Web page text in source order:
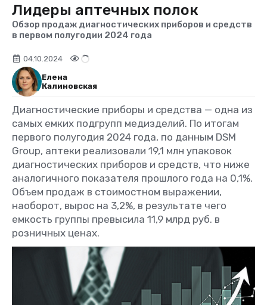
Лидеры аптечных полок
Обзор продаж диагностических приборов и средств
в первом полугодии 2024 года
04.10.2024
Елена
Калиновская
Диагностические приборы и средства — одна из
самых емких подгрупп медизделий. По итогам
первого полугодия 2024 года, по данным DSM
Group, аптеки реализовали 19,1 млн упаковок
диагностических приборов и средств, что ниже
аналогичного показателя прошлого года на 0,1%.
Объем продаж в стоимостном выражении,
наоборот, вырос на 3,2%, в результате чего
емкость группы превысила 11,9 млрд руб. в
розничных ценах.